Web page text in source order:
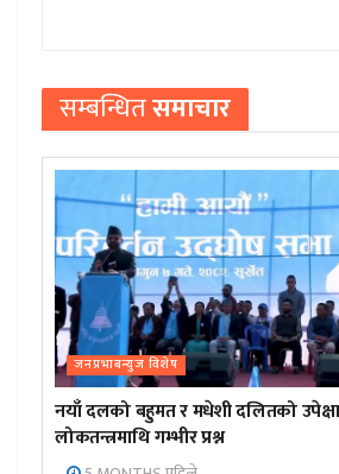
सम्बन्धितसमाचार
जनप्रभाबन्युज विशेष
नयाँ दलको बहुमत र मधेशी दलितको
लोकतन्त्रमाथि गम्भीर प्रश्न